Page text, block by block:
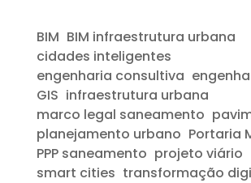
BIM BIM infraestrutura urbana
cidades inteligentes
engenharia consultiva
GIS infraestrutura urbana
marco legal saneamento
planejamento urbano Portaria
PPP saneamento projeto viário
smart cities transformação